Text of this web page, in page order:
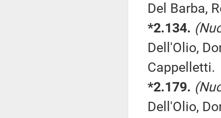
Del Barba,
*2.134.
Dell'Olio,
Cappelletti.
*2.179.
Dell'Olio,